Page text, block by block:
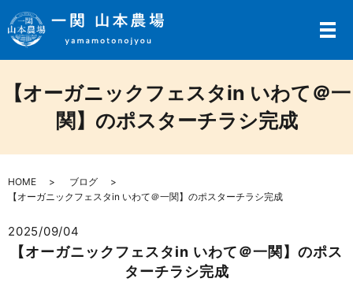
メ
【オーガニックフェスタin いわて＠一
関】のポスターチラシ完成
HOME
ブログ
【オーガニックフェスタin いわて＠一関】のポスターチラシ完成
2025/09/04
【オーガニックフェスタin いわて＠一関】のポス
ターチラシ完成